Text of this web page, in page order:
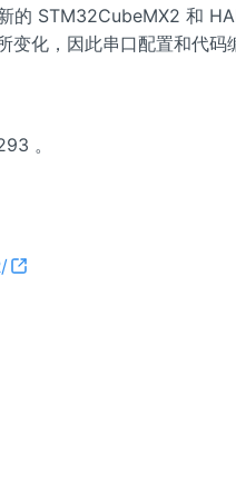
的 STM32CubeMX2 和
变化，因此串口配置和代码
。